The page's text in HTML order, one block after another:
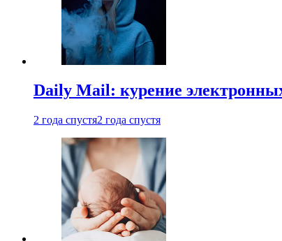
Daily Mail: курение
2 года спустя2 года спустя